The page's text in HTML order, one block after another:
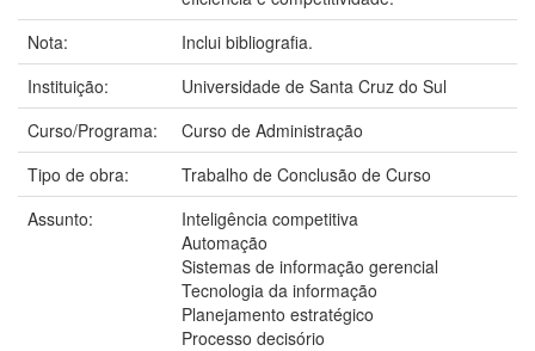
Nota:
Inclui bibliografia.
Instituição:
Universidade de Santa Cruz do Sul
Curso/Programa:
Curso de Administração
Tipo de obra:
Trabalho de Conclusão de Curso
Assunto:
Inteligência competitiva
Automação
Sistemas de informação gerencial
Tecnologia da informação
Planejamento estratégico
Processo decisório